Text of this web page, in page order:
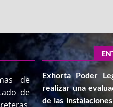
de
de
Exhorta Poder
realizar una
de las